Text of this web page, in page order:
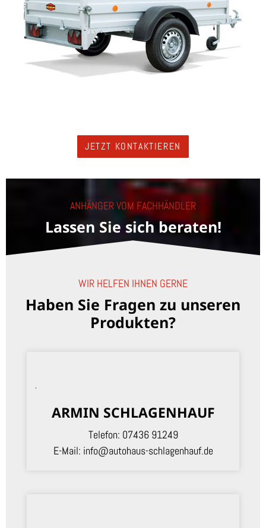
JETZT KONTAKTIEREN
ANHÄNGER VOM FACHHÄNDLER
Lassen Sie sich beraten!
WIR HELFEN IHNEN GERNE
Haben Sie Fragen zu unseren
Produkten?
ARMIN SCHLAGENHAUF
Telefon: 07436 91249
E-Mail: info@autohaus-schlagenhauf.de